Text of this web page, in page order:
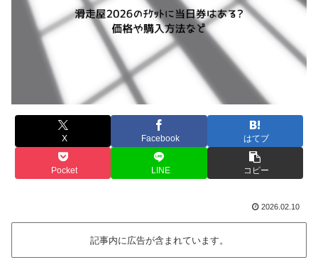
X Facebook はてブ
Pocket LINE コピー
2026.02.10
記事内に広告が含まれています。